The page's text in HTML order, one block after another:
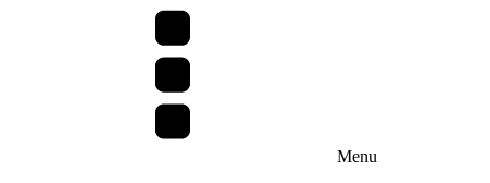
Menu